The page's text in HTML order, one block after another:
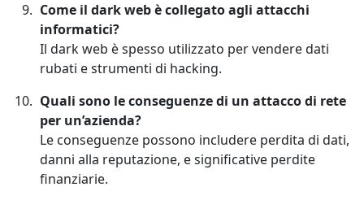
Come il dark web è collegato agli attacchi
informatici?
Il dark web è spesso utilizzato per vendere dati
rubati e strumenti di hacking.
Quali sono le conseguenze di un attacco di rete
per un’azienda?
Le conseguenze possono includere perdita di dati,
danni alla reputazione, e significative perdite
finanziarie.